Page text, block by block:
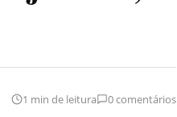
1 min de leitura 0 comentários